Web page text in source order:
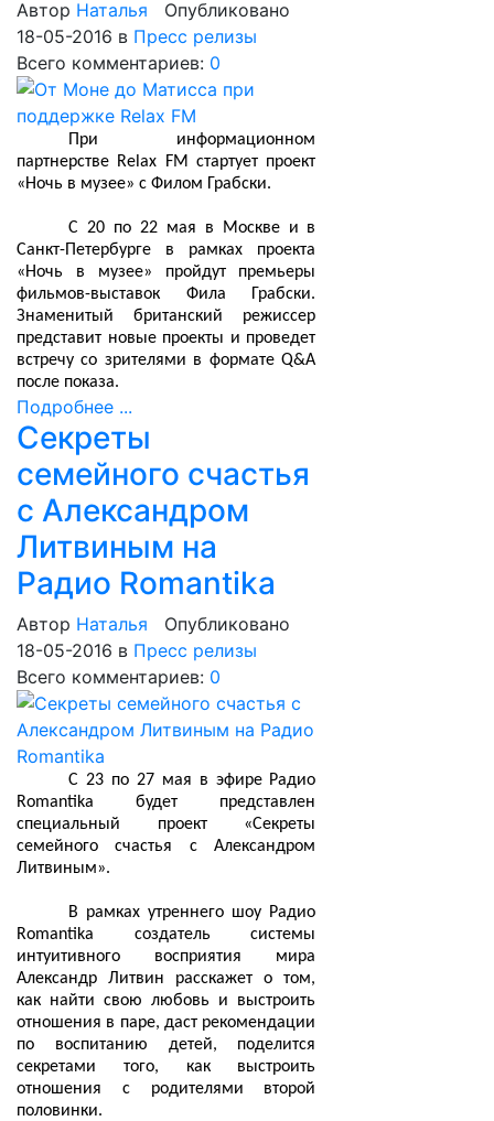
Автор Наталья
Опубликовано
18-05-2016 в Пресс релизы
Всего комментариев: 0
При информационном
партнерстве Relax FM стартует проект
«Ночь в музее» с Филом Грабски.
С 20 по 22 мая в Москве и в
Санкт-Петербурге в рамках проекта
«Ночь в музее» пройдут премьеры
фильмов-выставок Фила Грабски.
Знаменитый британский режиссер
представит новые проекты и проведет
встречу со зрителями в формате Q&A
после показа.
Подробнее ...
Секреты
семейного счастья
с Александром
Литвиным на
Радио Romantika
Автор Наталья
Опубликовано
18-05-2016 в Пресс релизы
Всего комментариев: 0
С 23 по 27 мая в эфире Радио
Romantika будет представлен
специальный проект «Секреты
семейного счастья с Александром
Литвиным».
В рамках утреннего шоу Радио
Romantika создатель системы
интуитивного восприятия мира
Александр Литвин расскажет о том,
как найти свою любовь и выстроить
отношения в паре, даст рекомендации
по воспитанию детей, поделится
секретами того, как выстроить
отношения с родителями второй
половинки.